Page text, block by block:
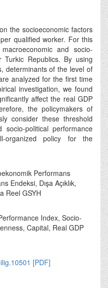
the socioeconomic factors
qualified worker. For this
and socio-
Republics. By using
determinants of the level of
analyzed for the first time
investigation, we found
affect the real GDP
the policymakers of
consider these threshold
political performance
organized policy for the
Performans
Endeksi, Dışa Açıklık,
Reel GSYH
Index, Socio-
Capital, Real GDP
[PDF]